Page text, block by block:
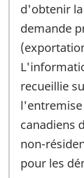
d'obtenir
demande
recueillie
l'entremise
canadiens
non-
pour les